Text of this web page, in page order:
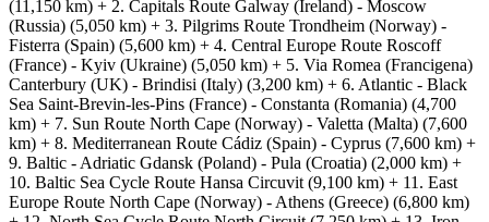
(11,150 km) + 2. Capitals Route Galway (Ireland) - Moscow
(Russia) (5,050 km) + 3. Pilgrims Route Trondheim (Norway) -
Fisterra (Spain) (5,600 km) + 4. Central Europe Route Roscoff
(France) - Kyiv (Ukraine) (5,050 km) + 5. Via Romea (Francigena)
Canterbury (UK) - Brindisi (Italy) (3,200 km) + 6. Atlantic - Black
Sea Saint-Brevin-les-Pins (France) - Constanta (Romania) (4,700
km) + 7. Sun Route North Cape (Norway) - Valetta (Malta) (7,600
km) + 8. Mediterranean Route Cádiz (Spain) - Cyprus (7,600 km) +
9. Baltic - Adriatic Gdansk (Poland) - Pula (Croatia) (2,000 km) +
10. Baltic Sea Cycle Route Hansa Circuvit (9,100 km) + 11. East
Europe Route North Cape (Norway) - Athens (Greece) (6,800 km)